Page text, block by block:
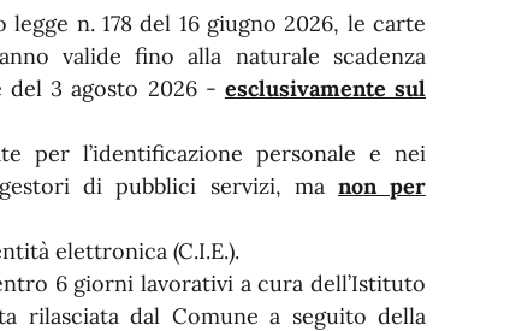
n. 178 del 16 giugno 2026, le carte
valide fino alla naturale scadenza
3 agosto 2026 - esclusivamente sul
per l’identificazione personale e nei
di pubblici servizi, ma non per
elettronica (C.I.E.).
6 giorni lavorativi a cura dell’Istituto
rilasciata dal Comune a seguito della